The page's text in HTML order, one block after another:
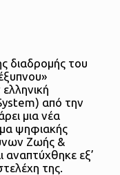
διαδρομής του
από την
μια νέα
ψηφιακής
Ζωής &
αναπτύχθηκε εξ’
της.